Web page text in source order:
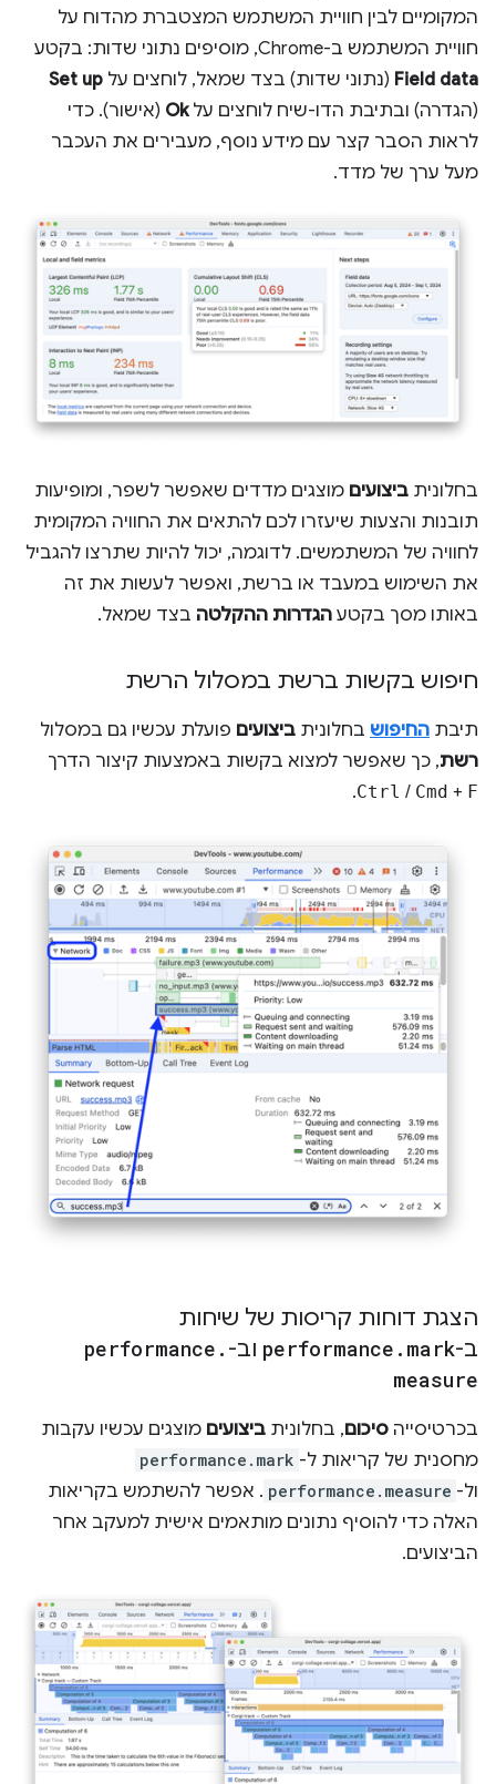
המקומיים לבין חוויית המשתמש המצטברת מהדוח על
חוויית המשתמש ב-Chrome, מוסיפים נתוני שדות: בקטע
Field data (נתוני שדות) בצד שמאל, לוחצים על Set up
(הגדרה) ובתיבת הדו-שיח לוחצים עלOk (אישור). כדי
לראות הסבר קצר עם מידע נוסף, מעבירים את העכבר
מעל ערך של מדד.
בחלונית ביצועים מוצגים מדדים שאפשר לשפר, ומופיעות
תובנות והצעות שיעזרו לכם להתאים את החוויה המקומית
לחוויה של המשתמשים. לדוגמה, יכול להיות שתרצו להגביל
את השימוש במעבד או ברשת, ואפשר לעשות את זה
באותו מסך בקטע הגדרות ההקלטה בצד שמאל.
חיפוש בקשות ברשת במסלול הרשת
תיבת החיפוש בחלונית ביצועים פועלת עכשיו גם במסלול
רשת, כך שאפשר למצוא בקשות באמצעות קיצור הדרך
Ctrl / Cmd + F
.
הצגת דוחות קריסות של שיחות
ב-
performance . mark וב- performance .
measure
בכרטיסייה סיכום, בחלונית ביצועים מוצגים עכשיו עקבות
מחסנית של קריאות ל- performance.mark
ול- performance.measure . אפשר להשתמש בקריאות
האלה כדי להוסיף נתונים מותאמים אישית למעקב אחר
הביצועים.